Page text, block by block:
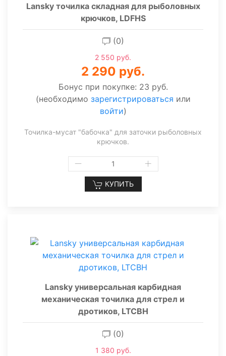
Lansky точилка складная для рыболовных
крючков, LDFHS
(0)
2 550 руб.
2 290 руб.
Бонус при покупке: 23 руб.
(необходимо зарегистрироваться или
войти)
Точилка-мусат "бабочка" для заточки рыболовных
крючков.
КУПИТЬ
Lansky универсальная карбидная
механическая точилка для стрел и
дротиков, LTCBH
(0)
1 380 руб.